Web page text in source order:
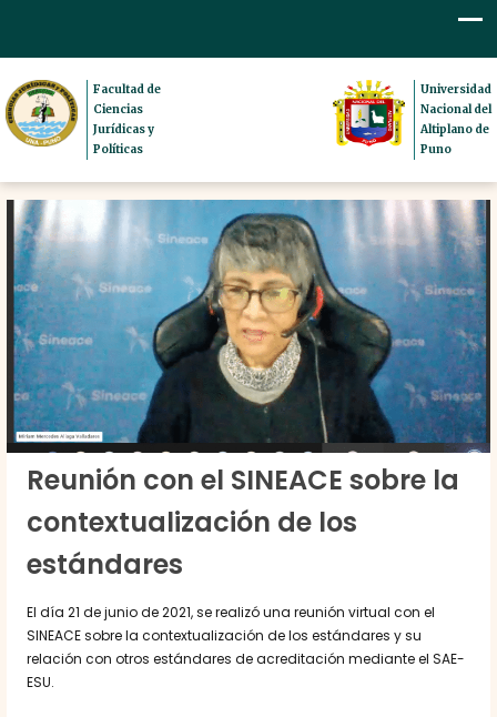
Facultad de
Ciencias
Jurídicas y
Políticas
Universidad
Nacional del
Altiplano de
Puno
Reunión con el SINEACE sobre la
contextualización de los
estándares
El día 21 de junio de 2021, se realizó una reunión virtual con el
SINEACE sobre la contextualización de los estándares y su
relación con otros estándares de acreditación mediante el SAE-
ESU.